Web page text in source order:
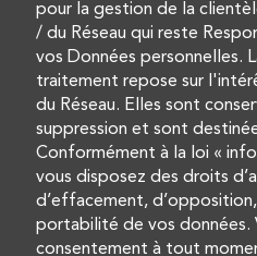
pour la gestion de la
/ du Réseau qui reste
vos Données personnelles.
traitement repose sur
du Réseau. Elles sont
suppression et sont
Conformément à la loi «
vous disposez des droits
d’effacement,
portabilité de vos données.
consentement à tout